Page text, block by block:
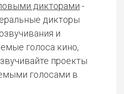
дикторами -
дикторы
и
голоса кино,
проекты
голосами в